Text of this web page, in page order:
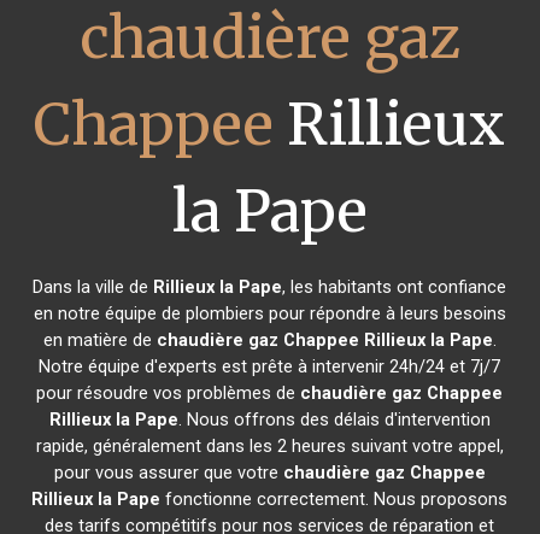
chaudière gaz
Chappee Rillieux
la Pape
Dans la ville de Rillieux la Pape, les habitants ont confiance
en notre équipe de plombiers pour répondre à leurs besoins
en matière de chaudière gaz Chappee Rillieux la Pape.
Notre équipe d'experts est prête à intervenir 24h/24 et 7j/7
pour résoudre vos problèmes de chaudière gaz Chappee
Rillieux la Pape. Nous offrons des délais d'intervention
rapide, généralement dans les 2 heures suivant votre appel,
pour vous assurer que votre chaudière gaz Chappee
Rillieux la Pape fonctionne correctement. Nous proposons
des tarifs compétitifs pour nos services de réparation et